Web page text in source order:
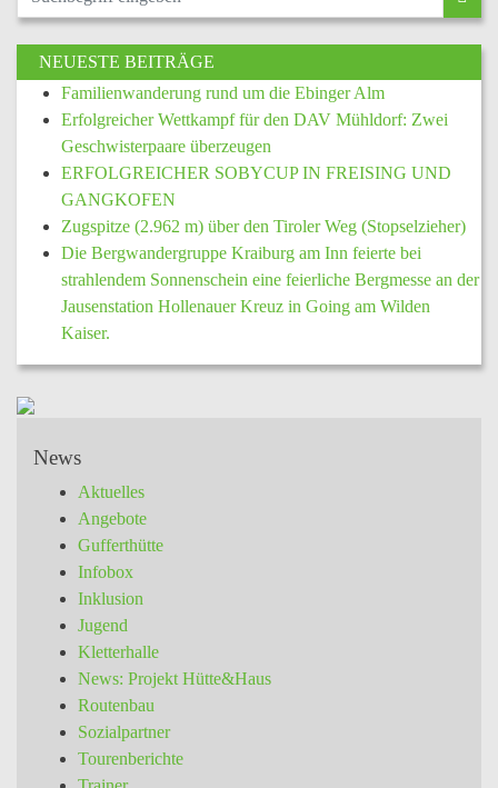
NEUESTE BEITRÄGE
Familienwanderung rund um die Ebinger Alm
Erfolgreicher Wettkampf für den DAV Mühldorf: Zwei
Geschwisterpaare überzeugen
ERFOLGREICHER SOBYCUP IN FREISING UND
GANGKOFEN
Zugspitze (2.962 m) über den Tiroler Weg (Stopselzieher)
Die Bergwandergruppe Kraiburg am Inn feierte bei
strahlendem Sonnenschein eine feierliche Bergmesse an der
Jausenstation Hollenauer Kreuz in Going am Wilden
Kaiser.
News
Aktuelles
Angebote
Gufferthütte
Infobox
Inklusion
Jugend
Kletterhalle
News: Projekt Hütte&Haus
Routenbau
Sozialpartner
Tourenberichte